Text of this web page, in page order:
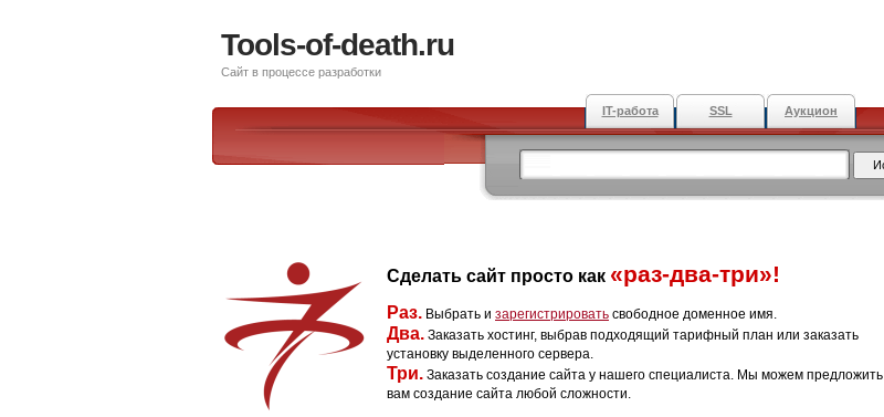
Tools-of-death.ru
Сайт в процессе разработки
IT-работа SSL Аукцион
Сделать сайт просто как «раз-два-три»!
Раз. Выбрать и зарегистрировать свободное доменное имя.
Два. Заказать хостинг, выбрав подходящий тарифный план или заказать
установку выделенного сервера.
Три. Заказать создание сайта у нашего специалиста. Мы можем предложить
вам создание сайта любой сложности.